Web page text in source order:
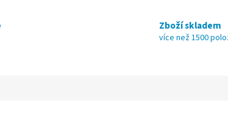
Zboží skladem
více než 1500